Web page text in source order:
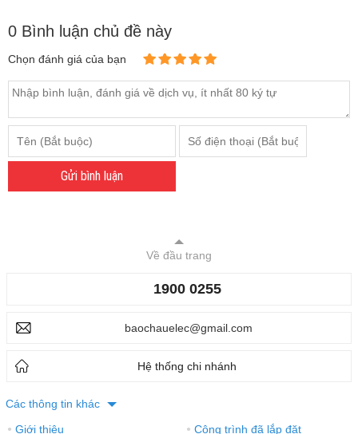
0 Bình luận chủ đề này
Chọn đánh giá của bạn
Gửi bình luận
Về đầu trang
1900 0255
baochauelec@gmail.com
Hệ thống chi nhánh
Các thông tin khác
● Giới thiệu ● Công trình đã lắp đặt